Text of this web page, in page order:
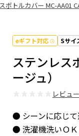
ボトルカバー MC-AA01
eギフト対応 Sサイ
ステンレス
ージュ）
レビュ
● シーンに応じて
● 洗濯機洗いＯＫ